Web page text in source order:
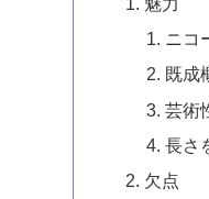
ニコ
既成
芸術
長さ
欠点